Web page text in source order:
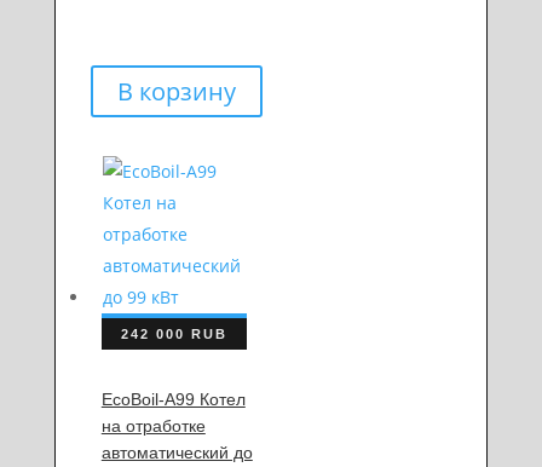
В корзину
EcoBoil-A99 Котел
на отработке
автоматический до
242 000 RUB